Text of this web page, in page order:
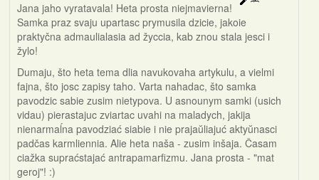
Jana jaho vyratavala! Heta prosta niejmavierna!
Samka praz svaju upartasc prymusila dzicie, jakoie
praktyčna admaulialasia ad žyccia, kab znou stala jesci i
žylo!
Dumaju, što heta tema dlia navukovaha artykulu, a vielmi
fajna, što josc zapisy taho. Varta nahadac, što samka
pavodzic sabie zusim nietypova. U asnounym samki (usich
vidau) pierastajuc zviartac uvahi na maladych, jakija
nienarmaĺna pavodziać siabie i nie prajaŭliajuć aktyŭnasci
padčas karmliennia. Alie heta naša - zusim inšaja. Časam
ciažka supraćstajać antrapamarfizmu. Jana prosta - "mat
geroj"! :)